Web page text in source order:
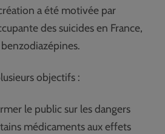
a été motivée par
des suicides en France,
benzodiazépines.
objectifs :
le public sur les dangers
médicaments aux effets